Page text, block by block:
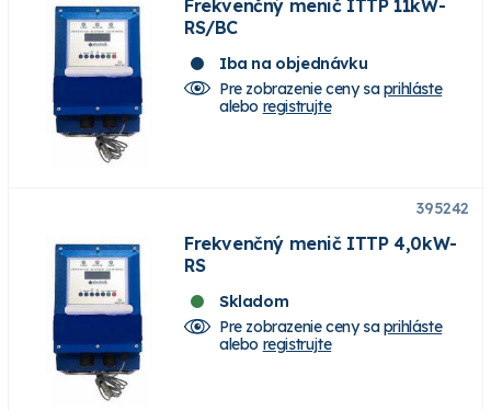
Frekvenčný menič ITTP 11kW-
RS/BC
Iba na objednávku
Pre zobrazenie ceny saprihláste
alebo registrujte
395242
Frekvenčný menič ITTP 4,0kW-
RS
Skladom
Pre zobrazenie ceny saprihláste
alebo registrujte